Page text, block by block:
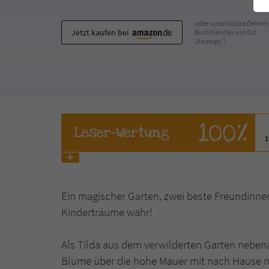
Jetzt kaufen bei
oder unterstütze Deinen
Buchhändler vor Ort
(Anzeige*)
Leser-Wertung 100%
Ein magischer Garten, zwei beste
Kinderträume wahr!
Als Tilda aus dem verwilderten Garten
Blume über die hohe Mauer mit nach